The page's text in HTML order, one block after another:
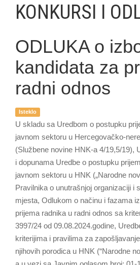
KONKURSI I
ODLUKA o
kandidata za
radni odnos
Isteklo
U skladu sa Uredbom o postupku
javnom sektoru u Hercegovačko-
(Službene novine HNK-a 4/19,5/19),
i dopunama Uredbe o postupku
javnom sektoru u HNK („Narodne
Pravilnika o unutrašnjoj organizaciji i
mjesta, Odlukom o načinu i fazama
prijema radnika u radni odnos sa
3997/24 od 09.08.2024.godine,
kriterijima i pravilima za
njihovih porodica u HNK (“Narodne